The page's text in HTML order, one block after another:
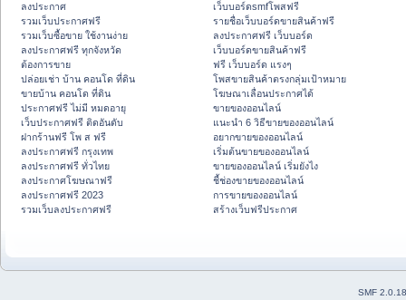
ลงประกาศ
รวมเว็บประกาศฟรี
รวมเว็บซื้อขาย ใช้งานง่าย
ลงประกาศฟรี ทุกจังหวัด
ต้องการขาย
ปล่อยเช่า บ้าน คอนโด ที่ดิน
ขายบ้าน คอนโด ที่ดิน
ประกาศฟรี ไม่มี หมดอายุ
เว็บประกาศฟรี ติดอันดับ
ฝากร้านฟรี โพ ส ฟรี
ลงประกาศฟรี กรุงเทพ
ลงประกาศฟรี ทั่วไทย
ลงประกาศโฆษณาฟรี
ลงประกาศฟรี 2023
รวมเว็บลงประกาศฟรี
เว็บบอร์ดsmfโพสฟรี
รายชื่อเว็บบอร์ดขายสินค้าฟรี
ลงประกาศฟรี เว็บบอร์ด
เว็บบอร์ดขายสินค้าฟรี
ฟรี เว็บบอร์ด แรงๆ
โพสขายสินค้าตรงกลุ่มเป้าหมาย
โฆษณาเลื่อนประกาศได้
ขายของออนไลน์
แนะนำ 6 วิธีขายของออนไลน์
อยากขายของออนไลน์
เริ่มต้นขายของออนไลน์
ขายของออนไลน์ เริ่มยังไง
ชี้ช่องขายของออนไลน์
การขายของออนไลน์
สร้างเว็บฟรีประกาศ
SMF 2.0.18